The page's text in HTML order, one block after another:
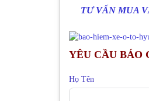
TƯ VẤN MUA
YÊU CẦU BÁO
Họ Tên